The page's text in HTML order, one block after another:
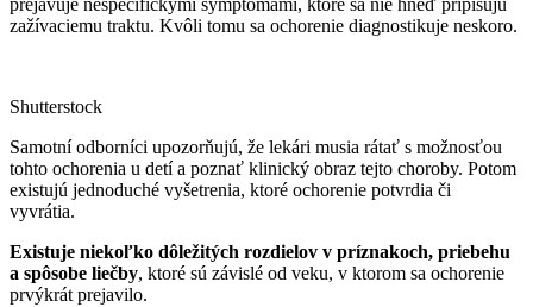
prejavuje nešpecifickými symptómami, ktoré sa nie hneď pripisujú
zažívaciemu traktu. Kvôli tomu sa ochorenie diagnostikuje neskoro.
Shutterstock
Samotní odborníci upozorňujú, že lekári musia rátať s možnosťou
tohto ochorenia u detí a poznať klinický obraz tejto choroby. Potom
existujú jednoduché vyšetrenia, ktoré ochorenie potvrdia či
vyvrátia.
Existuje niekoľko dôležitých rozdielov v príznakoch, priebehu
a spôsobe liečby, ktoré sú závislé od veku, v ktorom sa ochorenie
prvýkrát prejavilo.